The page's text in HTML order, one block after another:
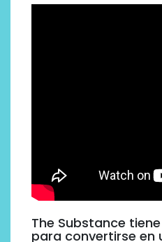
The Substance
para convertirse en